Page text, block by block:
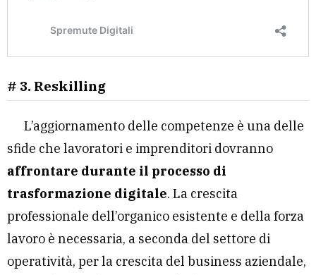
# 3. Reskilling
L’aggiornamento delle competenze è una delle
sfide che lavoratori e imprenditori dovranno
affrontare durante il processo di
trasformazione digitale. La crescita
professionale dell’organico esistente e della forza
lavoro è necessaria, a seconda del settore di
operatività, per la crescita del business aziendale,